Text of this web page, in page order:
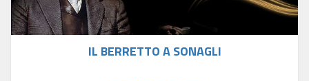
IL BERRETTO A SONAGLI